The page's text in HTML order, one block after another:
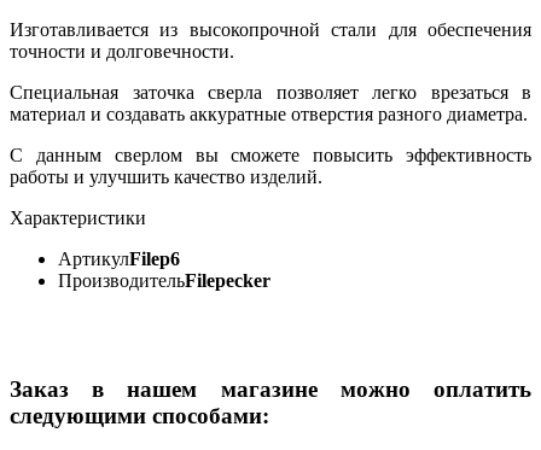
Изготавливается из высокопрочной стали для обеспечения
точности и долговечности.
Специальная заточка сверла позволяет легко врезаться в
материал и создавать аккуратные отверстия разного диаметра.
С данным сверлом вы сможете повысить эффективность
работы и улучшить качество изделий.
Характеристики
АртикулFilep6
ПроизводительFilepecker
Заказ в нашем магазине можно оплатить
следующими способами: